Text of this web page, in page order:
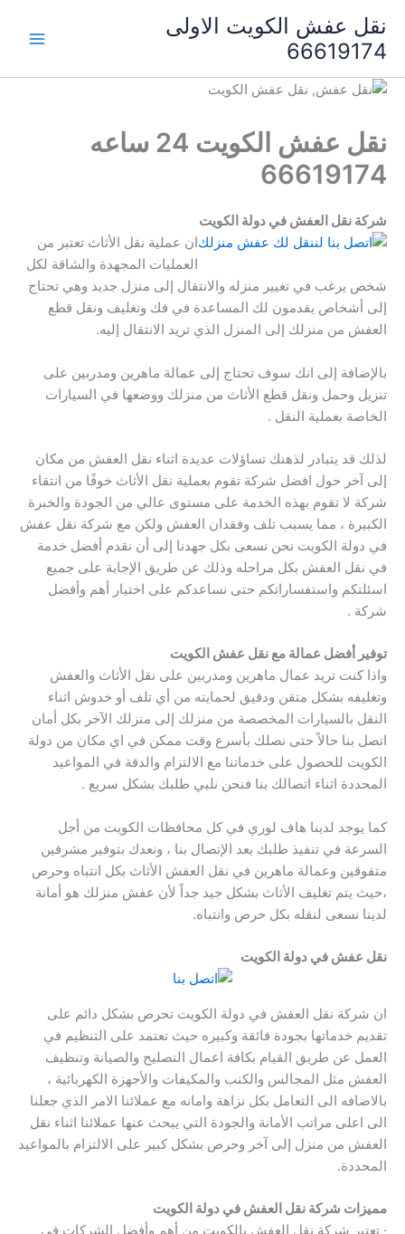
المحتوى
نقل عفش الكويت الاولى
66619174
نقل عفش الكويت 24 ساعه
66619174
شركة نقل العفش في دولة الكويت
ان عملية نقل الأثاث تعتبر من
العمليات المجهدة والشاقة لكل
شخص يرغب في تغيير منزله والانتقال إلى منزل جديد وهي تحتاج
إلى أشخاص يقدمون لك المساعدة في فك وتغليف ونقل قطع
العفش من منزلك إلى المنزل الذي تريد الانتقال إليه.
بالإضافة إلى انك سوف تحتاج إلى عمالة ماهرين ومدربين على
تنزيل وحمل ونقل قطع الأثاث من منزلك ووضعها في السيارات
الخاصة بعملية النقل .
لذلك قد يتبادر لذهنك تساؤلات عديدة اثناء نقل العفش من مكان
إلى آخر حول افضل شركة تقوم بعملية نقل الأثاث خوفًا من انتقاء
شركة لا تقوم بهذه الخدمة على مستوى عالي من الجودة والخبرة
الكبيرة ، مما يسبب تلف وفقدان العفش ولكن مع شركة نقل عفش
في دولة الكويت نحن نسعى بكل جهدنا إلى أن نقدم أفضل خدمة
في نقل العفش بكل مراحله وذلك عن طريق الإجابة على جميع
اسئلتكم واستفساراتكم حتى نساعدكم على اختيار أهم وأفضل
شركة .
توفير أفضل عمالة مع نقل عفش الكويت
واذا كنت تريد عمال ماهرين ومدربين على نقل الأثاث والعفش
وتغليفه بشكل متقن ودقيق لحمايته من أي تلف أو خدوش اثناء
النقل بالسيارات المخصصة من منزلك إلى منزلك الآخر بكل أمان
اتصل بنا حالاً حتى نصلك بأسرع وقت ممكن في اي مكان من دولة
الكويت للحصول على خدماتنا مع الالتزام والدقة في المواعيد
المحددة اثناء اتصالك بنا فنحن نلبي طلبك بشكل سريع .
كما يوجد لدينا هاف لوري في كل محافظات الكويت من أجل
السرعة في تنفيذ طلبك بعد الإتصال بنا ، ونعدك بتوفير مشرفين
متفوقين وعمالة ماهرين في نقل العفش الأثاث بكل انتباه وحرص
،حيث يتم تغليف الأثاث بشكل جيد جداً لأن عفش منزلك هو أمانة
لدينا نسعى لنقله بكل حرص وانتباه.
نقل عفش في دولة الكويت
ان شركة نقل العفش في دولة الكويت تحرص بشكل دائم على
تقديم خدماتها بجودة فائقة وكبيره حيث تعتمد على التنظيم في
العمل عن طريق القيام بكافة اعمال التصليح والصيانة وتنظيف
العفش مثل المجالس والكنب والمكيفات والأجهزة الكهربائية ،
بالاضافه الى التعامل بكل نزاهة وامانه مع عملائنا الامر الذي جعلنا
الى اعلى مراتب الأمانة والجودة التي يبحث عنها عملائنا اثناء نقل
العفش من منزل إلى آخر وحرص بشكل كبير على الالتزام بالمواعيد
المحددة.
مميزات شركة نقل العفش في دولة الكويت
· تعتبر شركة نقل العفش بالكويت من أهم وأفضل الشركات في